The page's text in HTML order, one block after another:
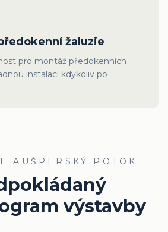
žaluzie
pro montáž předokenních
instalaci kdykoliv po
AUŠPERSKÝ POTOK
výstavby